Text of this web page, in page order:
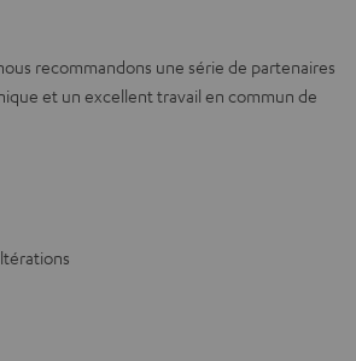
recommandons une série de partenaires
et un excellent travail en commun de